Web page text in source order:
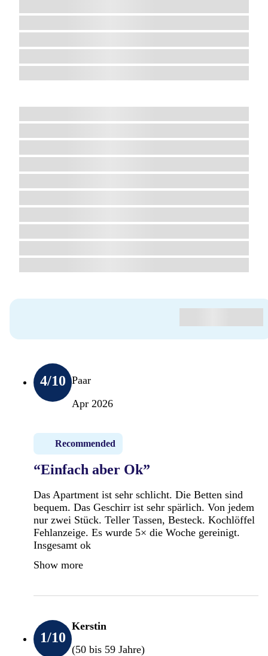
4/10 Paar
Apr 2026
Recommended
“Einfach aber Ok”
Das Apartment ist sehr schlicht. Die Betten sind
bequem. Das Geschirr ist sehr spärlich. Von jedem
nur zwei Stück. Teller Tassen, Besteck. Kochlöffel
Fehlanzeige. Es wurde 5× die Woche gereinigt.
Insgesamt ok
Show more
1/10
Kerstin
(50 bis 59 Jahre)